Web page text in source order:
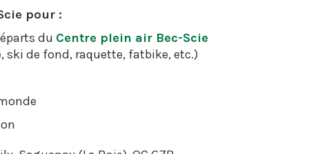
pour :
du Centre plein air Bec-Scie
ski de fond, raquette, fatbike, etc.)